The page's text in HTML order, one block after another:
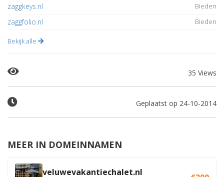
zaggkeys.nl Bieden
zaggfolio.nl Bieden
Bekijk alle
35 Views
Geplaatst op 24-10-2014
MEER IN DOMEINNAMEN
veluwevakantiechalet.nl